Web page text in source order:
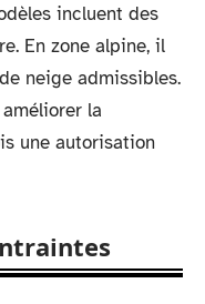
incluent des
En zone alpine, il
neige admissibles.
la
une autorisation